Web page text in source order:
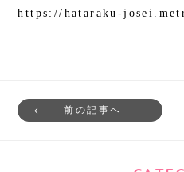
https://hataraku-
前の記事へ